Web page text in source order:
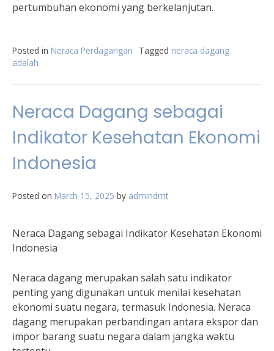
pertumbuhan ekonomi yang berkelanjutan.
Posted in Neraca Perdagangan Tagged neraca dagang
adalah
Neraca Dagang sebagai
Indikator Kesehatan Ekonomi
Indonesia
Posted on March 15, 2025 by admindmt
Neraca Dagang sebagai Indikator Kesehatan Ekonomi
Indonesia
Neraca dagang merupakan salah satu indikator
penting yang digunakan untuk menilai kesehatan
ekonomi suatu negara, termasuk Indonesia. Neraca
dagang merupakan perbandingan antara ekspor dan
impor barang suatu negara dalam jangka waktu